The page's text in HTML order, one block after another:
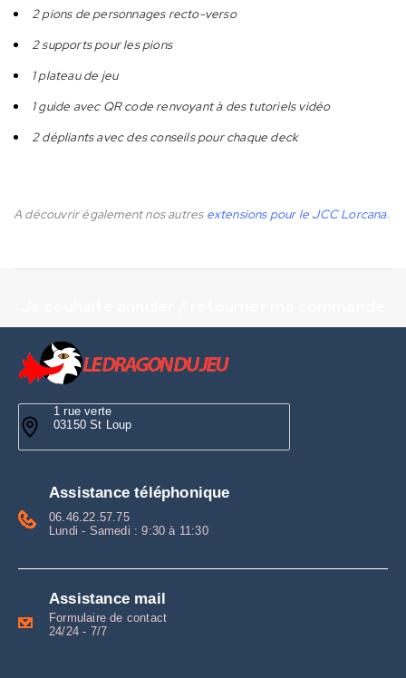
2 pions de personnages recto-verso
2 supports pour les pions
1 plateau de jeu
1 guide avec QR code renvoyant à des tutoriels vidéo
2 dépliants avec des conseils pour chaque deck
A découvrir également nos autresextensions pour le JCC Lorcana.
1 rue verte
03150 St Loup
Assistance téléphonique
06.46.22.57.75
Lundi - Samedi : 9:30 à 11:30
Assistance mail
Formulaire de contact
24/24 - 7/7